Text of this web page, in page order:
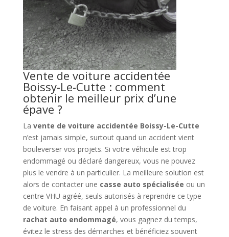
Vente de voiture accidentée
Boissy-Le-Cutte : comment
obtenir le meilleur prix d’une
épave ?
La vente de voiture accidentée Boissy-Le-Cutte
n’est jamais simple, surtout quand un accident vient
bouleverser vos projets. Si votre véhicule est trop
endommagé ou déclaré dangereux, vous ne pouvez
plus le vendre à un particulier. La meilleure solution est
alors de contacter une casse auto spécialisée ou un
centre VHU agréé, seuls autorisés à reprendre ce type
de voiture. En faisant appel à un professionnel du
rachat auto endommagé, vous gagnez du temps,
évitez le stress des démarches et bénéficiez souvent